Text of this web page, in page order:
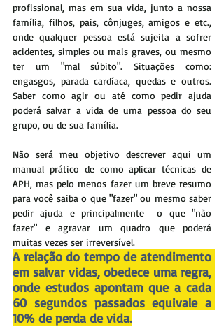
profissional, mas em sua vida, junto a nossa
família, filhos, pais, cônjuges, amigos e etc.,
onde qualquer pessoa está sujeita a sofrer
acidentes, simples ou mais graves, ou mesmo
ter um "mal súbito". Situações como:
engasgos, parada cardíaca, quedas e outros.
Saber como agir ou até como pedir ajuda
poderá salvar a vida de uma pessoa do seu
grupo, ou de sua família.
Não será meu objetivo descrever aqui um
manual prático de como aplicar técnicas de
APH, mas pelo menos fazer um breve resumo
para você saiba o que "fazer" ou mesmo saber
pedir ajuda e principalmente  o que "não
fazer" e agravar um quadro que poderá
muitas vezes ser irreversível.
A relação do tempo de atendimento
em salvar vidas, obedece uma regra,
onde estudos apontam que a cada
60 segundos passados equivale a
10% de perda de vida.